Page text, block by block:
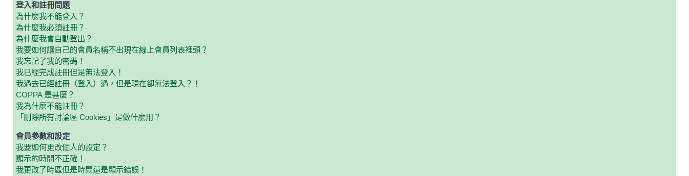
登入和註冊問題
為什麼我不能登入？
為什麼我必須註冊？
為什麼我會自動登出？
我要如何讓自己的會員名稱不出現在線上會員列表裡頭？
我忘記了我的密碼！
我已經完成註冊但是無法登入！
我過去已經註冊（登入）過，但是現在卻無法登入？！
COPPA 是甚麼？
我為什麼不能註冊？
「刪除所有討論區 Cookies」是做什麼用？
會員參數和設定
我要如何更改個人的設定？
顯示的時間不正確！
我更改了時區但是時間還是顯示錯誤！